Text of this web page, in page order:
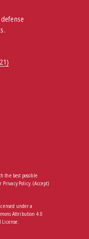
the best possible
Privacy Policy.(Accept)
under a
Attribution 4.0